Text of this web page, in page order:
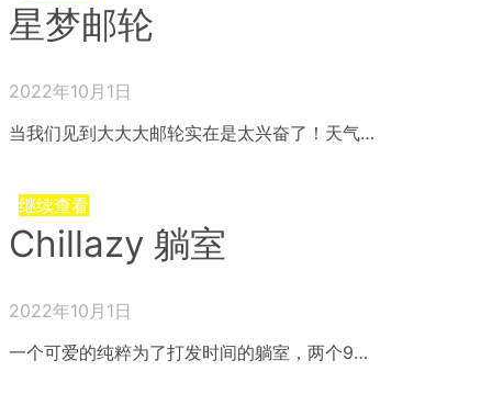
星梦邮轮
2022年10月1日
当我们见到大大大邮轮实在是太兴奋了！天气…
继续查看
Chillazy 躺室
2022年10月1日
一个可爱的纯粹为了打发时间的躺室，两个9…